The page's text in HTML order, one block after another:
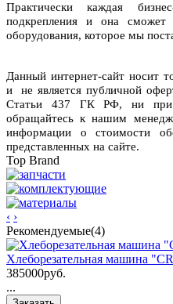
Практически каждая
подкрепления и она
оборудования, которое мы
Данный интернет-сайт носит
и не является публичной
Статьи 437 ГК РФ, ни при
обращайтесь к нашим
информации о стоимости
представленных на сайте.
Top Brand
‹ ›
Рекомендуемые(4)
Хлеборезательная машина
385000руб.
...